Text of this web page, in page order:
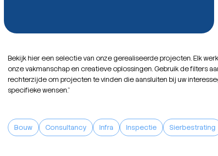
Bekijk hier een selectie van onze gerealiseerde projecten. Elk
onze vakmanschap en creatieve oplossingen. Gebruik de filters
rechterzijde om projecten te vinden die aansluiten bij uw
specifieke wensen.”
Bouw Consultancy Infra Inspectie Sierbestrating